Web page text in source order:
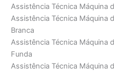
Assistência Técnica Máquina
Assistência Técnica Máquina
Branca
Assistência Técnica Máquina
Funda
Assistência Técnica Máquina